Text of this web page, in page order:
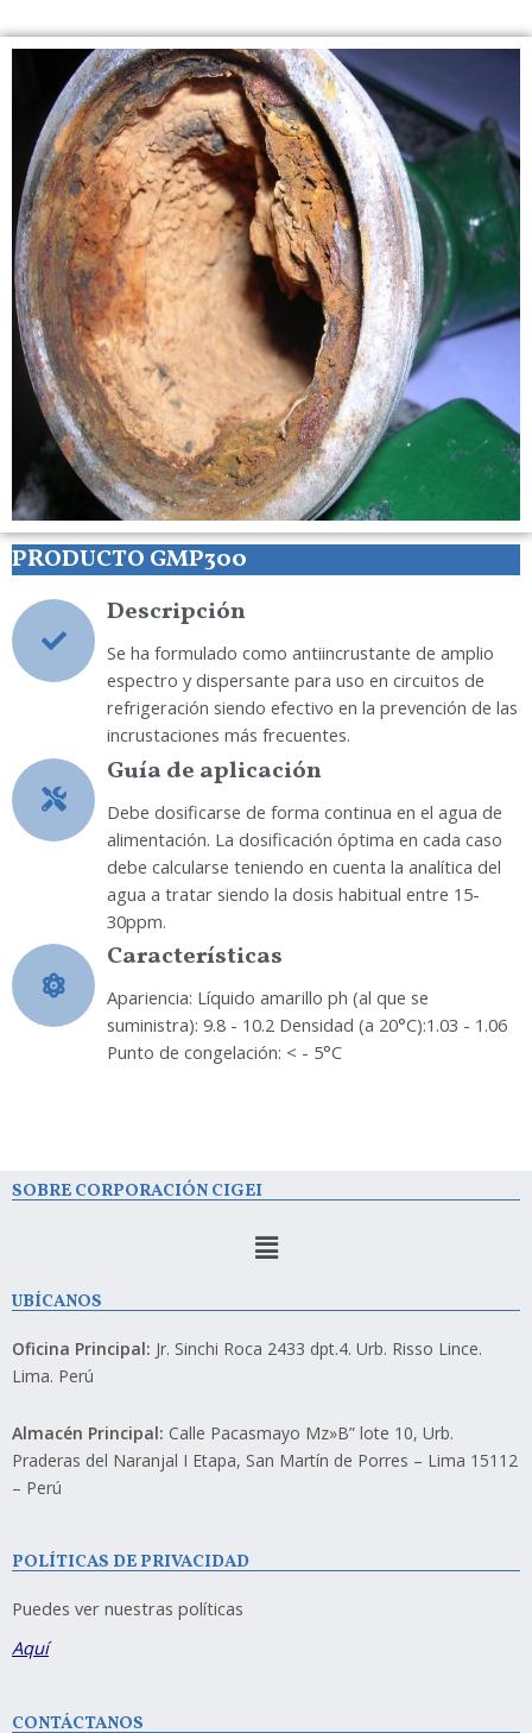
PRODUCTO GMP300
Descripción
Se ha formulado como antiincrustante de amplio
espectro y dispersante para uso en circuitos de
refrigeración siendo efectivo en la prevención de las
incrustaciones más frecuentes.
Guía de aplicación
Debe dosificarse de forma continua en el agua de
alimentación. La dosificación óptima en cada caso
debe calcularse teniendo en cuenta la analítica del
agua a tratar siendo la dosis habitual entre 15-
30ppm.
Características
Apariencia: Líquido amarillo ph (al que se
suministra): 9.8 - 10.2 Densidad (a 20°C):1.03 - 1.06
Punto de congelación: < - 5°C
SOBRE CORPORACIÓN CIGEI
UBÍCANOS
Oficina Principal: Jr. Sinchi Roca 2433 dpt.4. Urb. Risso Lince.
Lima. Perú
Almacén Principal: Calle Pacasmayo Mz»B” lote 10, Urb.
Praderas del Naranjal I Etapa, San Martín de Porres – Lima 15112
– Perú
POLÍTICAS DE PRIVACIDAD
Puedes ver nuestras políticas
Aquí
CONTÁCTANOS